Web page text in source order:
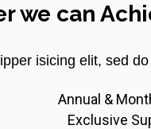
we can
isicing elit, sed
Annual &
Exclusive